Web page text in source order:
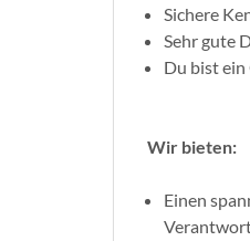
Sichere
Sehr gute
Du bist
Wir bieten:
Einen